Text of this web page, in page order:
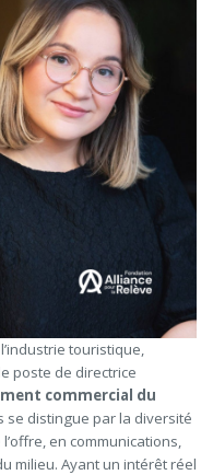
touristique,
poste de directrice
commercial du
se distingue par la diversité
en communications,
milieu. Ayant un intérêt réel